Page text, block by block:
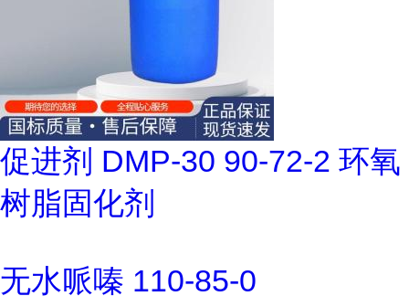
促进剂 DMP-30 90-72-2 环氧
树脂固化剂
无水哌嗪 110-85-0